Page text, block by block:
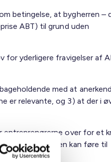
betingelse, at bygherren –
ABT) til grund uden
for yderligere fravigelser af
med at
er relevante, og 3) at der i
entreprenørerne over for et
i tilbudsfasen kan føre til